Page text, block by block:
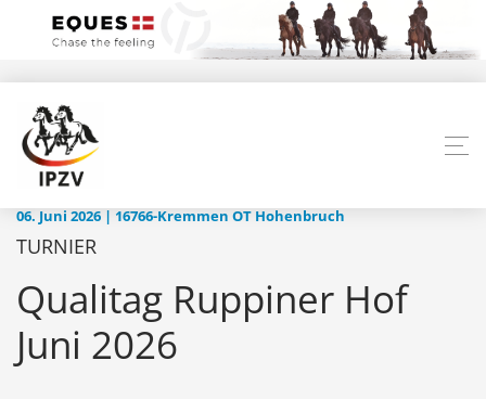
06. Juni 2026 | 16766-Kremmen OT Hohenbruch
TURNIER
Qualitag Ruppiner Hof
Juni 2026